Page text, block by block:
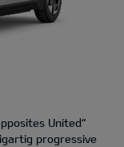
United“
progressive